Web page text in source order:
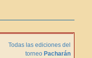
Todas las ediciones del
torneo Pacharán